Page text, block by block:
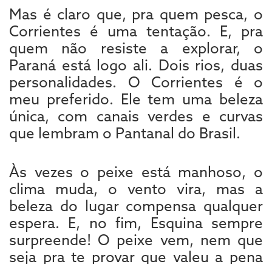
Mas é claro que, pra quem pesca, o
Corrientes é uma tentação. E, pra
quem não resiste a explorar, o
Paraná está logo ali. Dois rios, duas
personalidades. O Corrientes é o
meu preferido. Ele tem uma beleza
única, com canais verdes e curvas
que lembram o Pantanal do Brasil.
Às vezes o peixe está manhoso, o
clima muda, o vento vira, mas a
beleza do lugar compensa qualquer
espera. E, no fim, Esquina sempre
surpreende! O peixe vem, nem que
seja pra te provar que valeu a pena